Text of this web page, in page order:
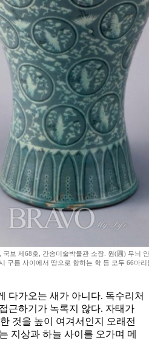
국보 제68호, 간송미술박물관 소장. 원(圓) 무늬
구름 사이에서 땅으로 향하는 학 등 모두 66마
다가오는 새가 아니다. 독수리처
근하기가 녹록지 않다. 자태가
것을 높이 여겨서인지 오래전
지상과 하늘 사이를 오가며 메